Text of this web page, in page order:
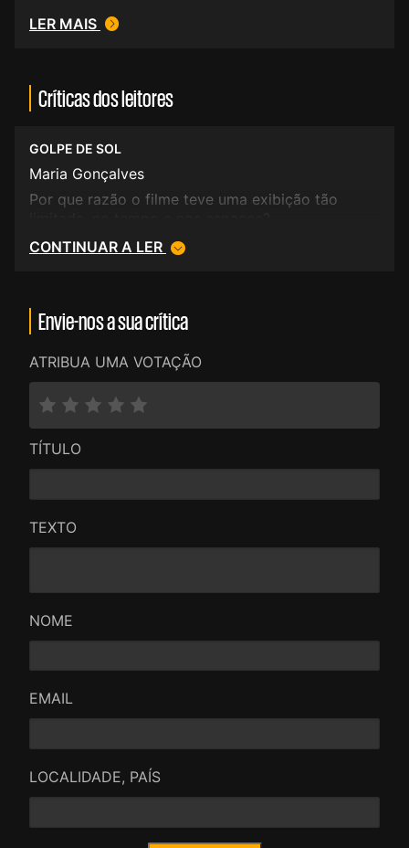
LER MAIS
Críticas dos leitores
GOLPE DE SOL
Maria Gonçalves
Por que razão o filme teve uma exibição tão
CONTINUAR A LER
Envie-nos a sua crítica
ATRIBUA UMA VOTAÇÃO
TÍTULO
TEXTO
NOME
EMAIL
LOCALIDADE, PAÍS